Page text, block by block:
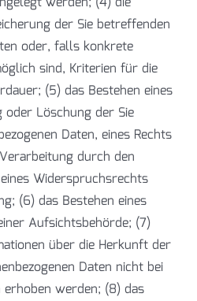
der Sie betreffenden
oder, falls konkrete
sind, Kriterien für die
(5) das Bestehen eines
oder Löschung der Sie
Daten, eines Rechts
durch den
Widerspruchsrechts
(6) das Bestehen eines
Aufsichtsbehörde; (7)
über die Herkunft der
Daten nicht bei
werden; (8) das